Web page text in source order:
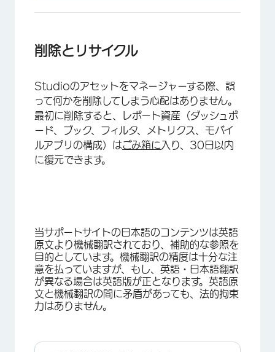
削除とリサイクル
Studioのアセットをマネージャーする際、誤
って何かを削除してしまう心配はありません。
最初に削除すると、レポート資産（ダッシュボ
ード、ブック、フィルタ、メトリクス、モバイ
ルアプリの構成）はごみ箱に入り、30日以内
に復元できます。
当サポートサイトの日本語のコンテンツは英語
原文より機械翻訳されており、補助的な参照を
目的としています。機械翻訳の精度は十分な注
意を払っていますが、もし、英語・日本語翻訳
が異なる場合は英語版が正となります。英語原
文と機械翻訳の間に矛盾があっても、法的拘束
力はありません。